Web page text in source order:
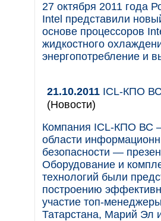
27 октября 2011 года
Intel представили
основе процессоров
жидкостного
энергопотребление и
21.10.2011 ICL-КПО ВС
(Новости)
Компания ICL-КПО ВС
области
безопасности —
Оборудование и
технологий были
построению
участие топ-
Татарстана, Марий Эл